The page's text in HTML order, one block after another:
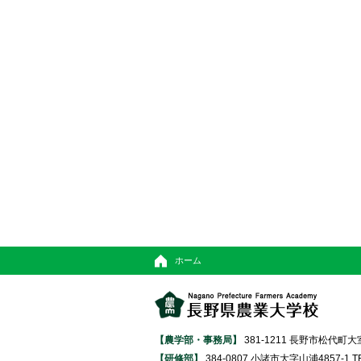
ホーム
【農学部・事務局】
381-1211 長野市松代町
【研修部】
384-0807 小諸市大字山浦4857-1